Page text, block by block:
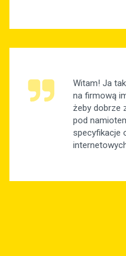
Witam! Ja
na firmową
żeby dobrze
pod
specyfikacje